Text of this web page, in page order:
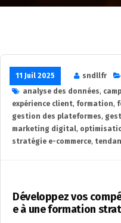
11 Juil 2025 sndllfr
analyse des données,
expérience client, formation,
gestion des plateformes,
marketing digital,
stratégie e-commerce,
Développez vos
e à une formation